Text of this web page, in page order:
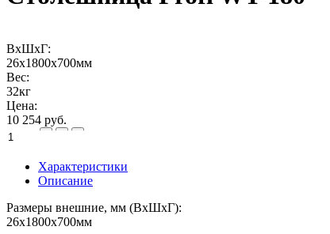
ВхШхГ:
26х1800х700мм
Вес:
32кг
Цена:
10 254 руб.
Характеристики
Описание
Размеры внешние, мм (ВхШхГ):
26х1800х700мм